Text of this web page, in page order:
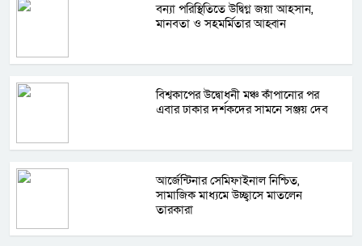
বন্যা পরিস্থিতিতে উদ্বিগ্ন জয়া আহসান,
মানবতা ও সহমর্মিতার আহ্বান
বিশ্বকাপের উদ্বোধনী মঞ্চ কাঁপানোর পর
এবার ঢাকার দর্শকদের সামনে সঞ্জয় দেব
আর্জেন্টিনার সেমিফাইনাল নিশ্চিত,
সামাজিক মাধ্যমে উচ্ছ্বাসে মাতলেন
তারকারা